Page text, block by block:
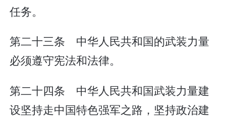
任务。
第二十三条 中华人民共和国的武装力量
必须遵守宪法和法律。
第二十四条 中华人民共和国武装力量建
设坚持走中国特色强军之路，坚持政治建